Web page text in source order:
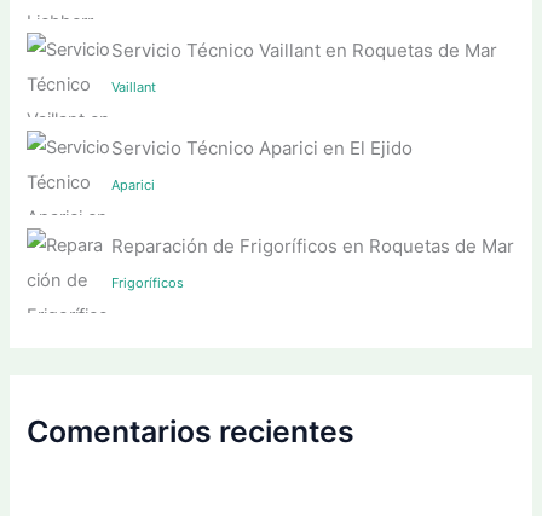
Servicio Técnico Vaillant en Roquetas de Mar
Vaillant
Servicio Técnico Aparici en El Ejido
Aparici
Reparación de Frigoríficos en Roquetas de Mar
Frigoríficos
Comentarios recientes